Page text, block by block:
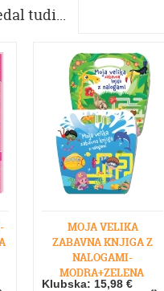
tudi...
MOJA VELIKA
ZABAVNA KNJIGA Z
NALOGAMI-
MODRA+ZELENA
Klubska: 15,98 €